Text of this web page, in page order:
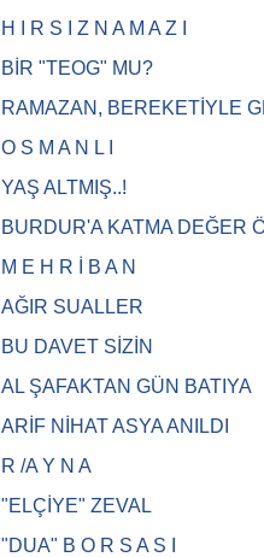
H I R S I Z N A M A Z I
BİR "TEOG" MU?
RAMAZAN, BEREKETİYLE
O S M A N L I
YAŞ ALTMIŞ..!
BURDUR'A KATMA DEĞER
M E H R İ B A N
AĞIR SUALLER
BU DAVET SİZİN
AL ŞAFAKTAN GÜN BATIYA
ARİF NİHAT ASYA ANILDI
R /A Y N A
"ELÇİYE" ZEVAL
"DUA" B O R S A S I